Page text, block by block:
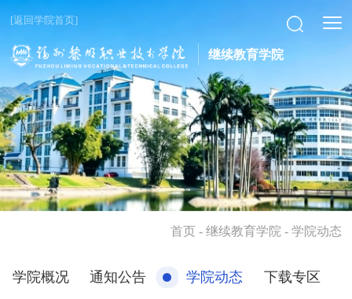
[返回学院首页]
继续教育学院
首页- 继续教育学院 - 学院动态
学院概况 通知公告 学院动态 下载专区